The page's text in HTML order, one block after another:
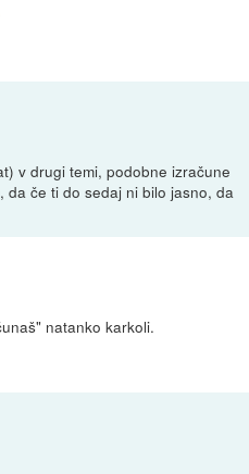
v drugi temi, podobne izračune
da če ti do sedaj ni bilo jasno, da
natanko karkoli.